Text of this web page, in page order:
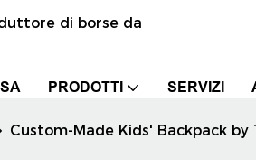
di borse da
PRODOTTI SERVIZI
Custom-Made Kids' Backpack by